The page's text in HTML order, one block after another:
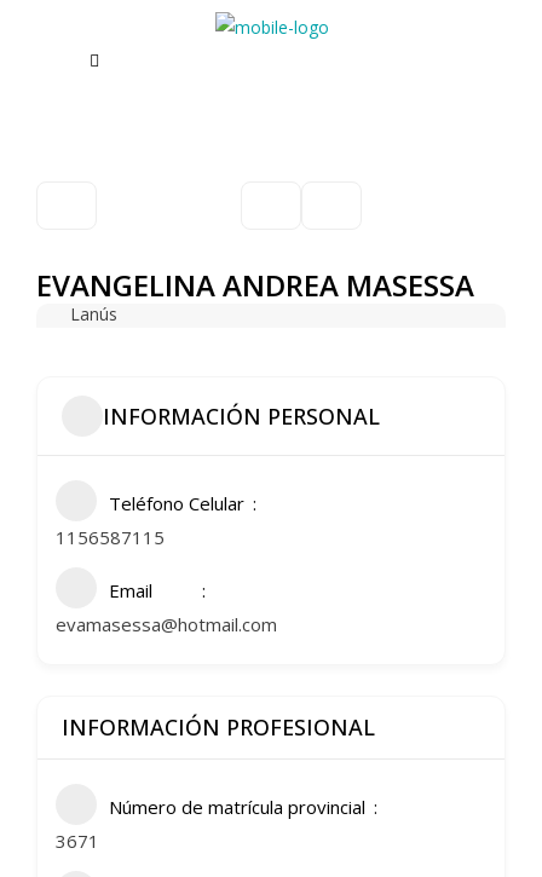
EVANGELINA ANDREA MASESSA
Lanús
INFORMACIÓN PERSONAL
Teléfono Celular
1156587115
Email
evamasessa@hotmail.com
INFORMACIÓN PROFESIONAL
Número de matrícula provincial
3671